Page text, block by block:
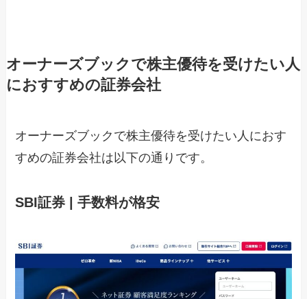
オーナーズブックで株主優待を受けたい人
におすすめの証券会社
オーナーズブックで株主優待を受けたい人におす
すめの証券会社は以下の通りです。
SBI証券 | 手数料が格安